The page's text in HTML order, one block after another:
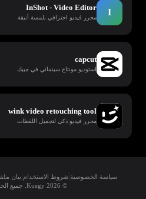
I
InShot - Video Editor
محرر فيديو احترافي بلمسة أنيقة
capcut
استوديو مونتاج سينمائي في جيبك
wink video retouching tool
محرر فيديو ذكي لتجميل اللقطات
سياسة الخصوصية شروط الاستخدام بيان
© 2026 Kuegy. جميع الحقوق محفوظة.